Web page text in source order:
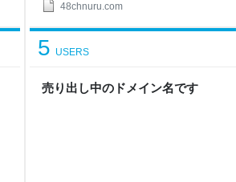
48chnuru.com
売り出し中のドメイン名です
5 USERS